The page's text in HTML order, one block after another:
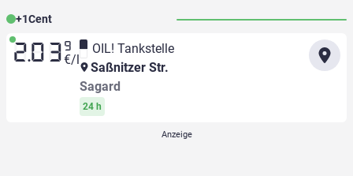
+1Cent
2.03 9
€/l
OIL! Tankstelle
Saßnitzer Str.
Sagard
24 h